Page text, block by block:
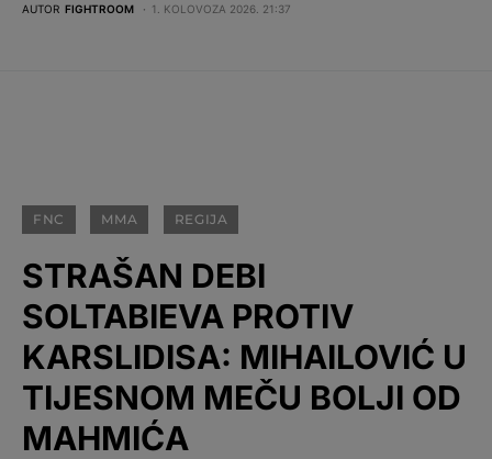
AUTOR FIGHTROOM 1. KOLOVOZA 2026. 21:37
FNC MMA REGIJA
STRAŠAN DEBI
SOLTABIEVA PROTIV
KARSLIDISA: MIHAILOVIĆ U
TIJESNOM MEČU BOLJI OD
MAHMIĆA